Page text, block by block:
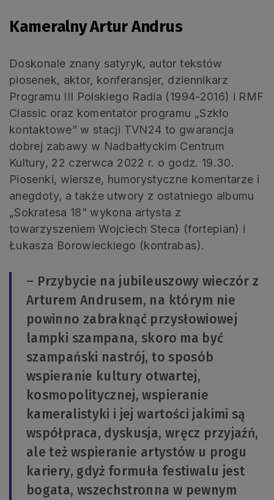
Kameralny Artur Andrus
Doskonale znany satyryk, autor tekstów
piosenek, aktor, konferansjer, dziennikarz
Programu III Polskiego Radia (1994-2016) i RMF
Classic oraz komentator programu „Szkło
kontaktowe” w stacji TVN24 to gwarancja
dobrej zabawy w Nadbałtyckim Centrum
Kultury, 22 czerwca 2022 r. o godz. 19.30.
Piosenki, wiersze, humorystyczne komentarze i
anegdoty, a także utwory z ostatniego albumu
„Sokratesa 18” wykona artysta z
towarzyszeniem Wojciech Steca (fortepian) i
Łukasza Borowieckiego (kontrabas).
– Przybycie na jubileuszowy wieczór z
Arturem Andrusem, na którym nie
powinno zabraknąć przysłowiowej
lampki szampana, skoro ma być
szampański nastrój, to sposób
wspieranie kultury otwartej,
kosmopolitycznej, wspieranie
kameralistyki i jej wartości jakimi są
współpraca, dyskusja, wręcz przyjaźń,
ale też wspieranie artystów u progu
kariery, gdyż formuła festiwalu jest
bogata, wszechstronna w pewnym